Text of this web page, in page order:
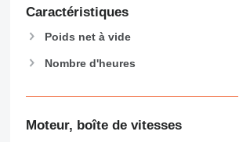
Caractéristiques
Poids net à vide
Nombre d'heures
Moteur, boîte de vitesses